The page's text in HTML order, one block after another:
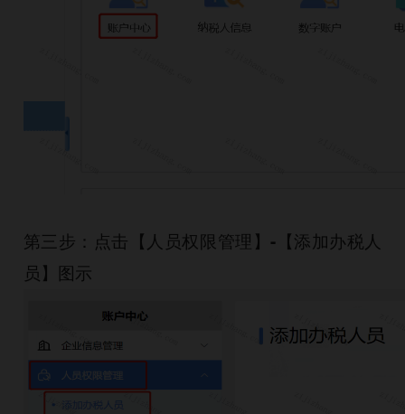
第三步：点击【人员权限管理】-【添加办税人
员】图示